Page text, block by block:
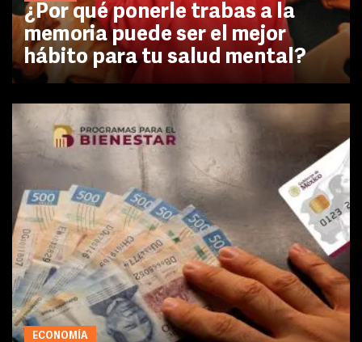
¿Por qué ponerle trabas a la
memoria puede ser el mejor
hábito para tu salud mental?
ECONOMÍA